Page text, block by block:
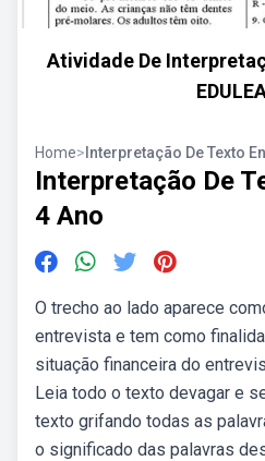
Atividade De
Home> Interpretação De Texto
Interpretação De
4 Ano
O trecho ao lado aparece
entrevista e tem como
situação financeira do
Leia todo o texto devagar e
texto grifando todas as
o significado das palavras